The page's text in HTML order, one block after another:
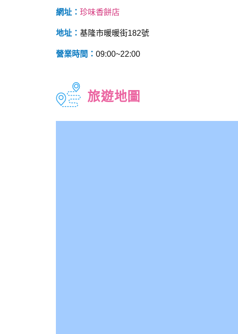
網址： 珍味香餅店
地址： 基隆市暖暖街182號
營業時間： 09:00~22:00
旅遊地圖